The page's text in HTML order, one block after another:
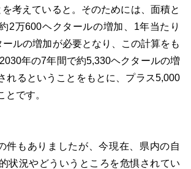
考えていると。そのためには、面積と
2万600ヘクタールの増加、1年当たり
ルの増加が必要となり、この計算をも
年の7年間で約5,330ヘクタールの増
れるということをもとに、プラス5,000
とです。
件もありましたが、今現在、県内の自
状況やどういうところを危惧されてい